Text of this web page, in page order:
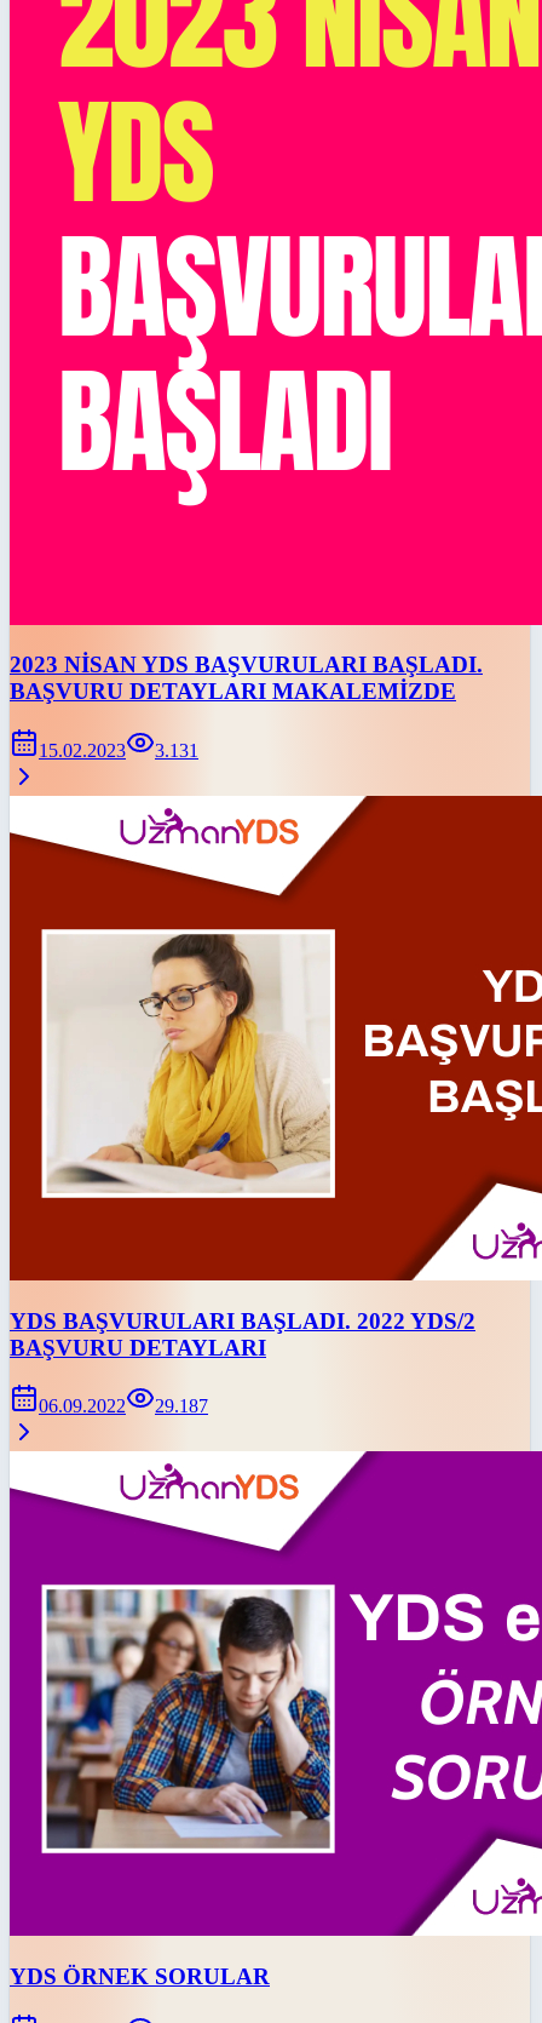
2023 NİSAN YDS BAŞVURULARI BAŞLADI.
BAŞVURU DETAYLARI MAKALEMİZDE
15.02.2023 3.131
YDS BAŞVURULARI BAŞLADI. 2022 YDS/2
BAŞVURU DETAYLARI
06.09.2022 29.187
YDS ÖRNEK SORULAR